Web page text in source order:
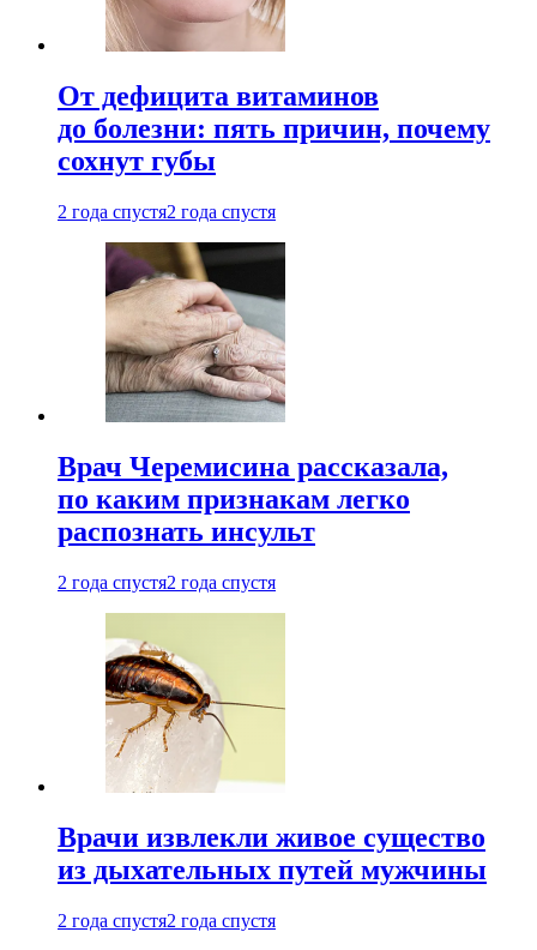
От дефицита витаминов
до болезни: пять причин, почему
сохнут губы
2 года спустя2 года спустя
Врач Черемисина рассказала,
по каким признакам легко
распознать инсульт
2 года спустя2 года спустя
Врачи извлекли живое существо
из дыхательных путей мужчины
2 года спустя2 года спустя